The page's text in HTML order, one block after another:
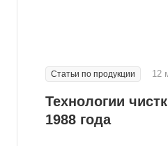
Статьи по продукции 12
Технологии
1988 года